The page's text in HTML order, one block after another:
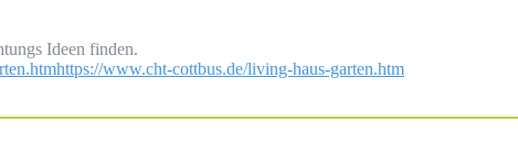
Ideen finden.
www.cht-cottbus.de/living-haus-garten.htm